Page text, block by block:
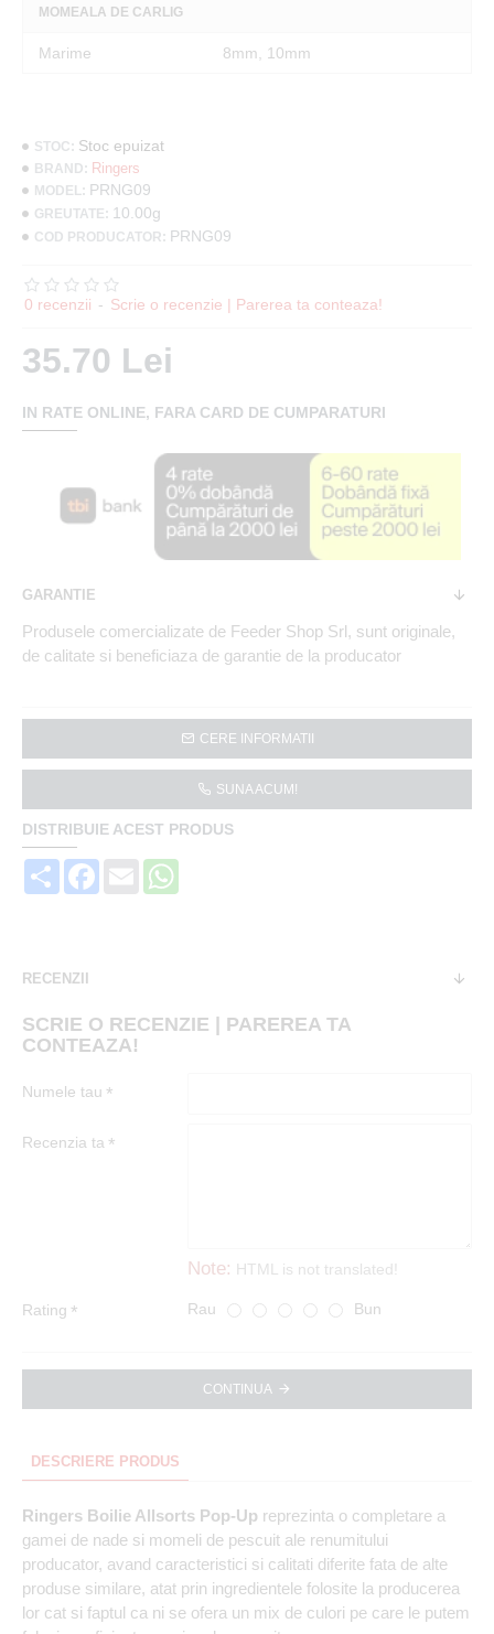
MOMEALA DE CARLIG
Marime 8mm, 10mm
STOC: Stoc epuizat
BRAND: Ringers
MODEL: PRNG09
GREUTATE: 10.00g
COD PRODUCATOR: PRNG09
0 recenzii - Scrie o recenzie | Parerea ta conteaza!
35.70 Lei
CERE INFORMATII
SUNA ACUM!
DISTRIBUIE ACEST PRODUS
Share Facebook
Email
IN RATE ONLINE, FARA CARD DE CUMPARATURI
GARANTIE
Produsele comercializate de Feeder Shop Srl, sunt originale,
de calitate si beneficiaza de garantie de la producator
RECENZII
SCRIE O RECENZIE | PAREREA TA
CONTEAZA!
Numele tau
Recenzia ta
Note: HTML is not translated!
Rating Rau Bun
CONTINUA
DESCRIERE PRODUS
Ringers Boilie Allsorts Pop-Up reprezinta o completare a
gamei de nade si momeli de pescuit ale renumitului
producator, avand caracteristici si calitati diferite fata de alte
produse similare, atat prin ingredientele folosite la producerea
lor cat si faptul ca ni se ofera un mix de culori pe care le putem